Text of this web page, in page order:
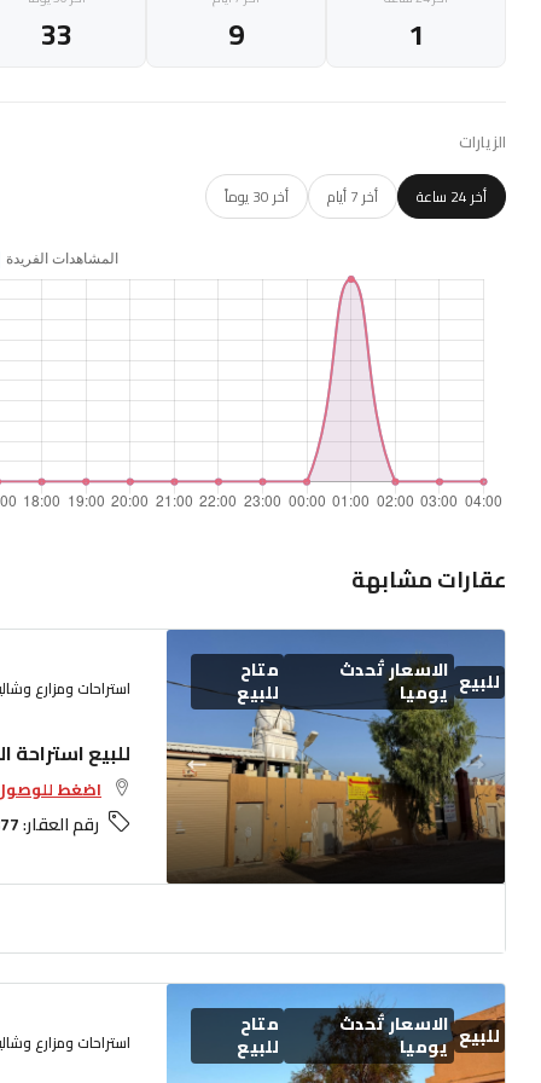
1
9
33
الزيارات
أخر 24 ساعة أخر 7 أيام أخر 30 يوماً
عقارات مشابهة
للبيع الاسعار تُحدث
يوميا
متاح
للبيع استراحات ومزارع
للبيع استراحة
اضغط
رقم العقار:
للبيع الاسعار تُحدث
يوميا
متاح
للبيع استراحات ومزارع